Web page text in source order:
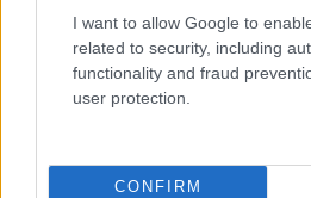
I want to allow Google to
related to security, including
functionality and fraud
user protection.
CONFIRM
υπερθέρμανση των
υπεραλίευσηκαι η
εξέφρασε την
εταιρείες έχουν καθίσει